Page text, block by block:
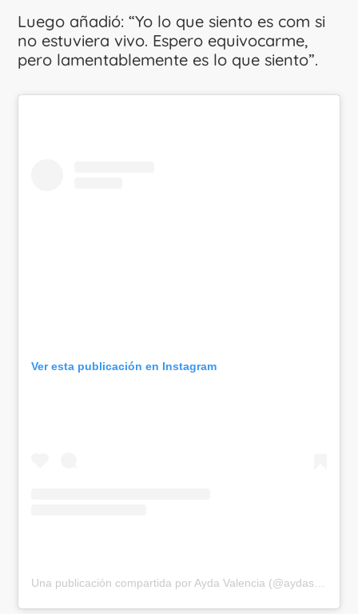
Luego añadió: “Yo lo que siento es com si
no estuviera vivo. Espero equivocarme,
pero lamentablemente es lo que siento”.
Ver esta publicación en Instagram